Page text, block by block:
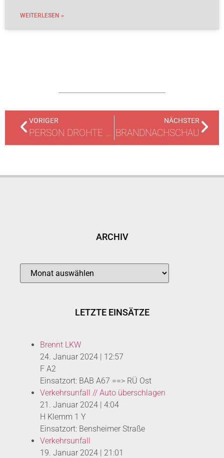
WEITERLESEN »
VORIGER
PERSON DROHTE ZU SPRINGEN
NÄCHSTER
BRANDNACHSCHAU
ARCHIV
LETZTE EINSÄTZE
Brennt LKW
24. Januar 2024 | 12:57
F A2
Einsatzort: BAB A67 ==> RÜ Ost
Verkehrsunfall // Auto überschlagen
21. Januar 2024 | 4:04
H Klemm 1 Y
Einsatzort: Bensheimer Straße
Verkehrsunfall
19. Januar 2024 | 21:01